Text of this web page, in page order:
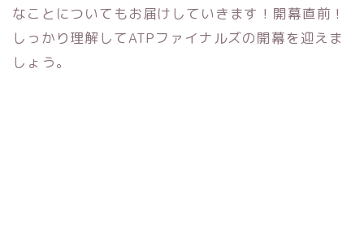
なことについてもお届けしていきます！開幕直前！
しっかり理解してATPファイナルズの開幕を迎えま
しょう。